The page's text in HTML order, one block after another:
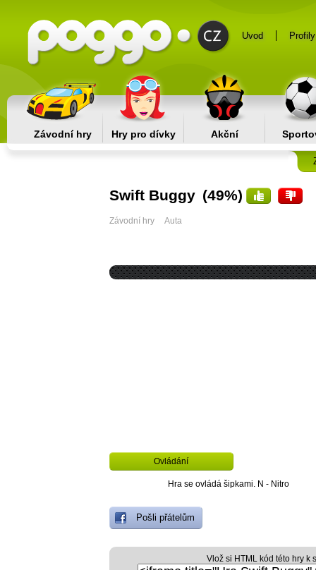
Uvod Profily
Závodní hry Hry pro dívky Akční
Swift Buggy (49%)
Závodní hry Auta
Ovládání
Hra se ovládá šipkami. N - Nitro
Pošli přátelům
Vlož si HTML kód této hry k